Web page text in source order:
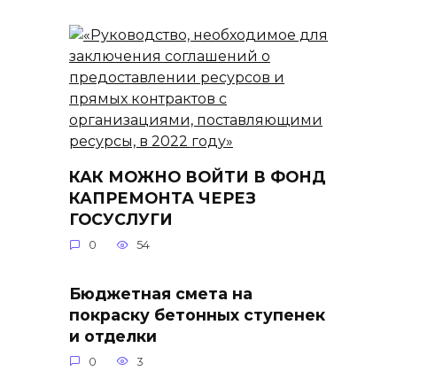
КАК МОЖНО ВОЙТИ В ФОНД
КАПРЕМОНТА ЧЕРЕЗ
ГОСУСЛУГИ
0 54
Бюджетная смета на
покраску бетонных ступенек
и отделки
0 3